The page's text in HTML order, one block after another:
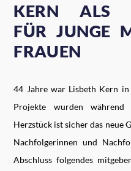
KERN ALS
FÜR JUNGE
FRAUEN
44 Jahre war Lisbeth Kern
Projekte wurden
Herzstück ist sicher das neue
Nachfolgerinnen und
Abschluss folgendes